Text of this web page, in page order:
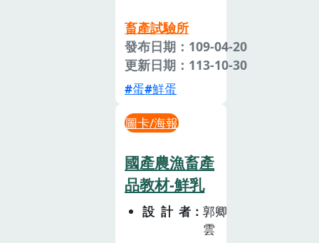
畜產試驗所
發布日期：109-04-20
更新日期：113-10-30
蛋 鮮蛋
圖卡/海報
國產農漁畜產
品教材-鮮乳
設計者
郭卿
雲